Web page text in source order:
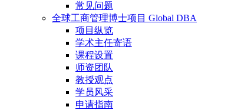
常见问题
全球工商管理博士项目 Global DBA
项目纵览
学术主任寄语
课程设置
师资团队
教授观点
学员风采
申请指南